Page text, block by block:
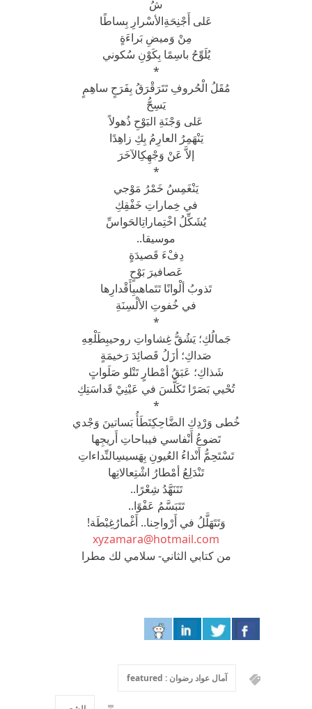
شُ
عَلى أَجْنِحَةِالأسْرارِ بِساطًا
مِنْ وَميضِ بَراءَةٍ
يُلَوِّحُ باسِمًا بِكَوْنِ سُكوني
*
مُقَلُ الْحُروفِ تَتَرَقْرَقُ بِفَرَحٍ ساهِمٍ
يَسِحُّ
عَلى وَجْنَةِ البَوْحِ ذُهولاً
يَنْهَمِرُ العارِمُ بِكِ زاهِدًا
إلاَّ عَنْ وَجْهِكِالآخَرَ
*
يَنْغَمِسُ خَمْرُ مَوْجي
في خِماراتِ خَفْقِكِ
يُشَكِّلُ اخْتِماراتِالحَواسِّ
موسيقا..
دِفْءَ قَصيدَةٍ
عَصافيرَ بَوْحٍ
تَذوبُ ألْوانًا تَتَماهىبِأَقْدارِها
في خُفوتِ الألْسِنَةِ
*
جَمالُكِ؛ يَشُقُّ غِشاواتِ روحيبِطَلْعِهِ
صَداكِ؛ أزَلُ قَصائِدَ رَخيمَةٍ
شَذاكِ؛ عَبَقُ أمْطارٍ تَتْلو صَلَواتٍ
تُحْيي بَصَرًا تَكَلَّسَ في عَيْنِيْ قَداسَتِكِ
*
خُطى وَرْدِكِ الضَّاحِكِتَطَأُ بَساتينَ وَجْدي
تَضوعُ أَنْفاسي فيباحاتِ أَريجِها
تَسْتَحِمُّ أَنْداءُ العُيونِ بِهَسيسِالنِّداءاتِ
تَنْدَلِعُ أمْطارُ اشْتِعالاتِها
تَتَنَهَّدُ شِعْرًا..
تَتَبَسَّمُ عَفْوًا..
وَتَتَهَلَّلُ في أَرْواحِنا.. أَغْمارُغِبْطَة!
xyzamara@hotmail.com
من كتابي الثاني- سلامي لك مطرا
آمال عواد رضوان : featured